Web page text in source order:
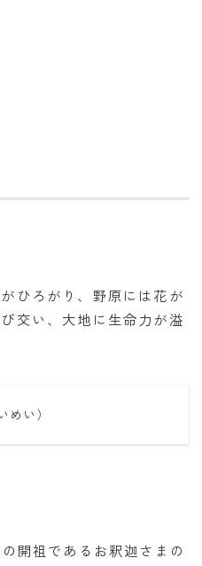
ひろがり、野原には花が
交い、大地に生命力が溢
めい）
開祖であるお釈迦さまの